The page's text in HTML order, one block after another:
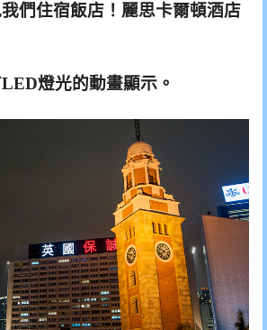
們住宿飯店！麗思卡爾頓酒店
燈光的動畫顯示。